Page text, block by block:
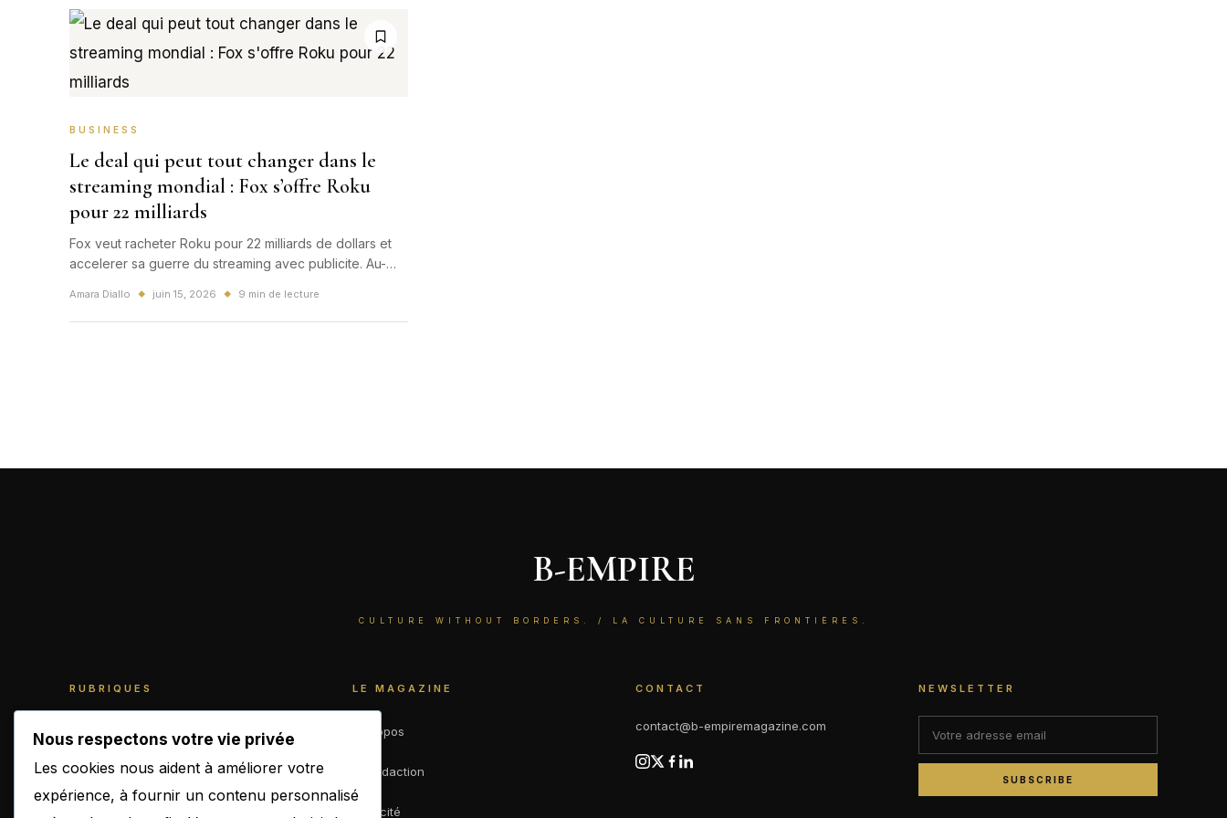
BUSINESS
Le deal qui peut tout changer dans le
streaming mondial : Fox s’offre Roku
pour 22 milliards
Fox veut racheter Roku pour 22 milliards de dollars et
accelerer sa guerre du streaming avec publicite. Au-
puissant a toute l'industrie mondiale des medias, y
compris en France.
Amara Diallo ◆ juin 15, 2026 ◆ 9 min de lecture
B-EMPIRE
CULTURE WITHOUT BORDERS. / LA CULTURE SANS FRONTIÈRES.
RUBRIQUES
Business
LE MAGAZINE
À propos
La rédaction
Publicité
CONTACT
contact@b-empiremagazine.com
NEWSLETTER
SUBSCRIBE
Nous respectons votre vie privée
Les cookies nous aident à améliorer votre
expérience, à fournir un contenu personnalisé